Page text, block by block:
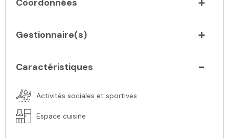
Gestionnaire(s)
Caractéristiques
Activités sociales et sportives
Espace cuisine